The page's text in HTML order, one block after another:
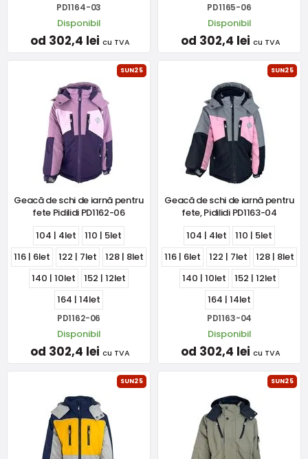
PD1164-03
Disponibil
od 302,4 lei cu TVA
PD1165-06
Disponibil
od 302,4 lei cu TVA
SUN25
Geacă de schi de iarnă pentru
fete Pidilidi PD1162-06
104 | 4let
110 | 5let
116 | 6let
122 | 7let
128 | 8let
140 | 10let
152 | 12let
164 | 14let
PD1162-06
Disponibil
od 302,4 lei cu TVA
SUN25
Geacă de schi de iarnă pentru
fete, Pidilidi PD1163-04
104 | 4let
110 | 5let
116 | 6let
122 | 7let
128 | 8let
140 | 10let
152 | 12let
164 | 14let
PD1163-04
Disponibil
od 302,4 lei cu TVA
SUN25 SUN25